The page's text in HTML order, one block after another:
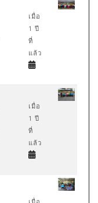
เมื่อ
1 ปี
ที่
แล้ว
เมื่อ
1 ปี
ที่
แล้ว